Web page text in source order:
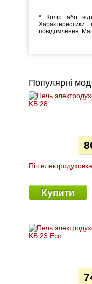
* Колір або
повідомлення.
Популярні
Піч
Купити